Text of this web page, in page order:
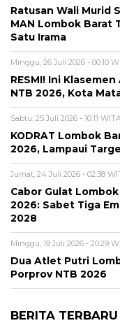
Ratusan Wali Murid
MAN Lombok Barat
Satu Irama
Minggu, 26 Juli 2026 - 00:10
RESMI! Ini
NTB 2026, Kota
Sabtu, 25 Juli 2026 - 10:11
KODRAT Lombok
2026, Lampaui
Jumat, 24 Juli 2026 - 02:38
Cabor Gulat
2026: Sabet Tiga
2028
Minggu, 19 Juli 2026 - 20:29
Dua Atlet Putri
Porprov NTB 2026
BERITA TERBARU